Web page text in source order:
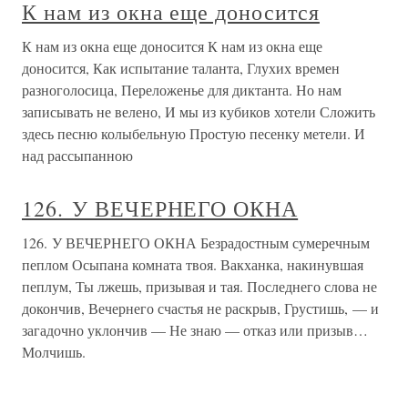
К нам из окна еще доносится
К нам из окна еще доносится К нам из окна еще
доносится, Как испытание таланта, Глухих времен
разноголосица, Переложенье для диктанта. Но нам
записывать не велено, И мы из кубиков хотели Сложить
здесь песню колыбельную Простую песенку метели. И
над рассыпанною
126. У ВЕЧЕРНЕГО ОКНА
126. У ВЕЧЕРНЕГО ОКНА Безрадостным сумеречным
пеплом Осыпана комната твоя. Вакханка, накинувшая
пеплум, Ты лжешь, призывая и тая. Последнего слова не
докончив, Вечернего счастья не раскрыв, Грустишь, — и
загадочно уклончив — Не знаю — отказ или призыв…
Молчишь.